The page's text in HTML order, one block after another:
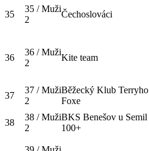
35
35 / Muži
2
Čechoslováci
36
36 / Muži
2
Kite team
37
37 / Muži
2
Běžecký Klub Terryho
Foxe
38
38 / Muži
2
BKS Benešov u Semil
100+